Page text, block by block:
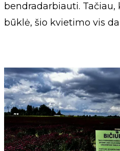
bendradarbiauti.
būklė, šio kvietimo vis